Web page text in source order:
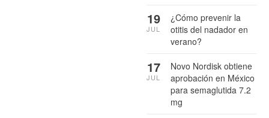
¿Cómo prevenir la
otitis del nadador en
verano?
19
JUL
Novo Nordisk obtiene
aprobación en México
para semaglutida 7.2
mg
17
JUL